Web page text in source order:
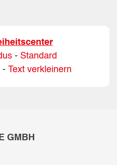
- Standard
- Text verkleinern
GMBH